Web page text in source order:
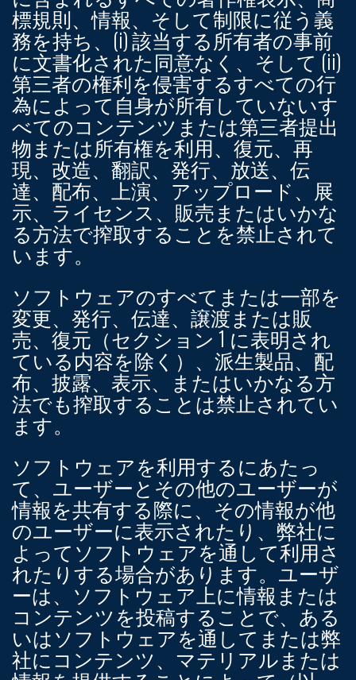
標規則、情報、そして制限に従う義
務を持ち、(i) 該当する所有者の事前
に文書化された同意なく、そして (ii)
第三者の権利を侵害するすべての行
為によって自身が所有していないす
べてのコンテンツまたは第三者提出
物または所有権を利用、復元、再
現、改造、翻訳、発行、放送、伝
達、配布、上演、アップロード、展
示、ライセンス、販売またはいかな
る方法で搾取することを禁止されて
います。
ソフトウェアのすべてまたは一部を
変更、発行、伝達、譲渡または販
売、復元（セクション 1 に表明され
ている内容を除く）、派生製品、配
布、披露、表示、またはいかなる方
法でも搾取することは禁止されてい
ます。
ソフトウェアを利用するにあたっ
て、ユーザーとその他のユーザーが
情報を共有する際に、その情報が他
のユーザーに表示されたり、弊社に
よってソフトウェアを通して利用さ
れたりする場合があります。ユーザ
ーは、ソフトウェア上に情報または
コンテンツを投稿することで、ある
いはソフトウェアを通してまたは弊
社にコンテンツ、マテリアルまたは